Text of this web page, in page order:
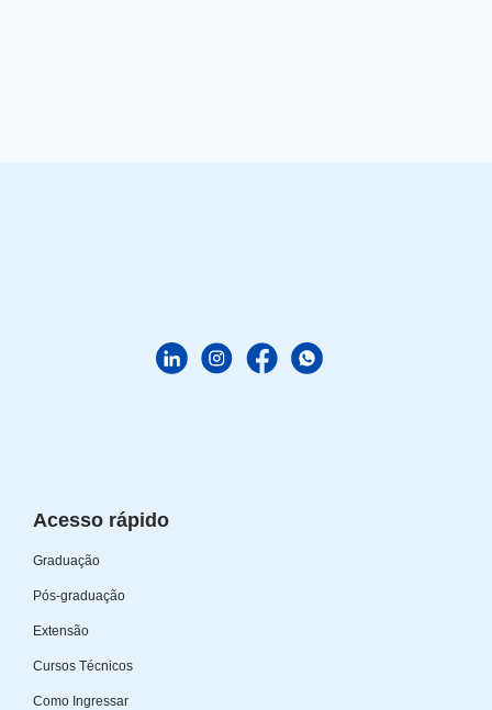
Acesso rápido
Graduação
Pós-graduação
Extensão
Cursos Técnicos
Como Ingressar